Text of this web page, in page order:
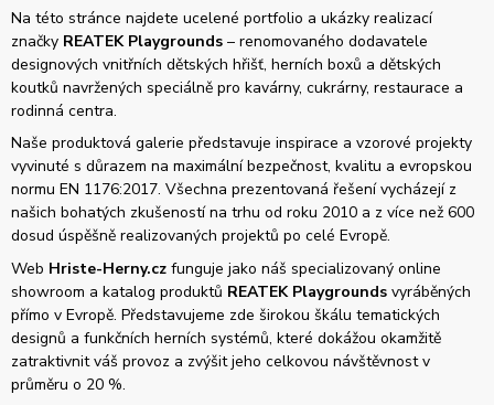
Na této stránce najdete ucelené portfolio a ukázky realizací
značky REATEK Playgrounds – renomovaného dodavatele
designových vnitřních dětských hřišť, herních boxů a dětských
koutků navržených speciálně pro kavárny, cukrárny, restaurace a
rodinná centra.
Naše produktová galerie představuje inspirace a vzorové projekty
vyvinuté s důrazem na maximální bezpečnost, kvalitu a evropskou
normu EN 1176:2017. Všechna prezentovaná řešení vycházejí z
našich bohatých zkušeností na trhu od roku 2010 a z více než 600
dosud úspěšně realizovaných projektů po celé Evropě.
Web Hriste-Herny.cz funguje jako náš specializovaný online
showroom a katalog produktů REATEK Playgrounds vyráběných
přímo v Evropě. Představujeme zde širokou škálu tematických
designů a funkčních herních systémů, které dokážou okamžitě
zatraktivnit váš provoz a zvýšit jeho celkovou návštěvnost v
průměru o 20 %.